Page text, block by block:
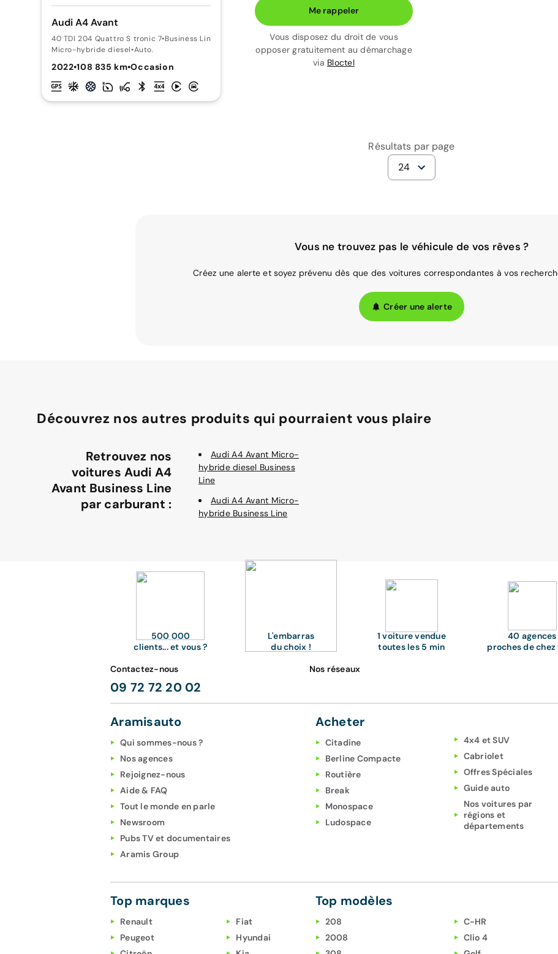
Audi A4 Avant
40 TDI 204 Quattro S tronic 7•Business Line
Micro-hybride diesel•Auto.
2022•108 835 km•Occasion
Me rappeler
Vous disposez du droit de vous
opposer gratuitement au démarchage
via Bloctel
Résultats par page
24
Vous ne trouvez pas le véhicule de vos rêves ?
Créez une alerte et soyez prévenu dès que des voitures correspondantes à vos
Créer une alerte
Découvrez nos autres produits qui pourraient vous plaire
Retrouvez nos
voitures Audi A4
Avant Business Line
par carburant :
Audi A4 Avant Micro-
hybride diesel Business
Line
Audi A4 Avant Micro-
hybride Business Line
500 000
clients... et vous ?
L'embarras
du choix !
1 voiture vendue
toutes les 5 min
40 agences
proches de chez
Contactez-nous
09 72 72 20 02
Nos réseaux
Aramisauto
Qui sommes-nous ?
Nos agences
Rejoignez-nous
Aide & FAQ
Tout le monde en parle
Newsroom
Pubs TV et documentaires
Aramis Group
Acheter
Citadine
Berline Compacte
Routière
Break
Monospace
Ludospace
4x4 et SUV
Cabriolet
Offres Spéciales
Guide auto
Nos voitures par
régions et
départements
Top marques
Renault
Peugeot
Fiat
Hyundai
Top modèles
208
2008
C-HR
Clio 4